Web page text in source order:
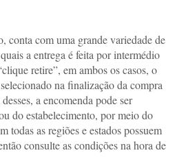
conta com uma grande variedade de
a entrega é feita por intermédio
retire”, em ambos os casos, o
na finalização da compra
a encomenda pode ser
do estabelecimento, por meio do
todas as regiões e estados possuem
consulte as condições na hora de